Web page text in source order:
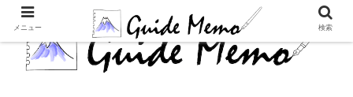
メニュー 検索